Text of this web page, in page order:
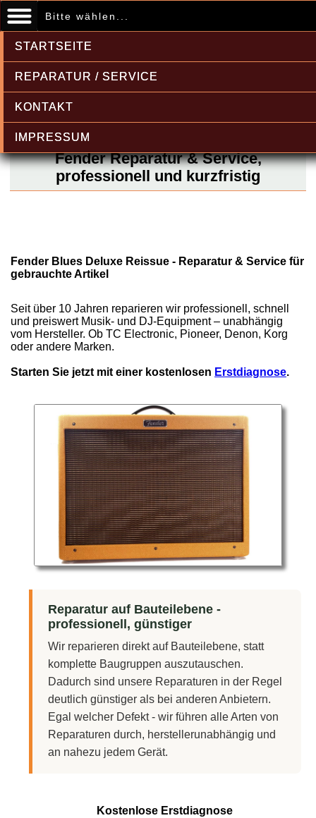
Bitte wählen...
STARTSEITE
REPARATUR / SERVICE
KONTAKT
IMPRESSUM
Fender Reparatur & Service,
professionell und kurzfristig
Fender Blues Deluxe Reissue - Reparatur & Service für
gebrauchte Artikel
Seit über 10 Jahren reparieren wir professionell, schnell
und preiswert Musik- und DJ-Equipment – unabhängig
vom Hersteller. Ob TC Electronic, Pioneer, Denon, Korg
oder andere Marken.
Starten Sie jetzt mit einer kostenlosen Erstdiagnose.
Reparatur auf Bauteilebene -
professionell, günstiger
Wir reparieren direkt auf Bauteilebene, statt
komplette Baugruppen auszutauschen.
Dadurch sind unsere Reparaturen in der Regel
deutlich günstiger als bei anderen Anbietern.
Egal welcher Defekt - wir führen alle Arten von
Reparaturen durch, herstellerunabhängig und
an nahezu jedem Gerät.
Kostenlose Erstdiagnose